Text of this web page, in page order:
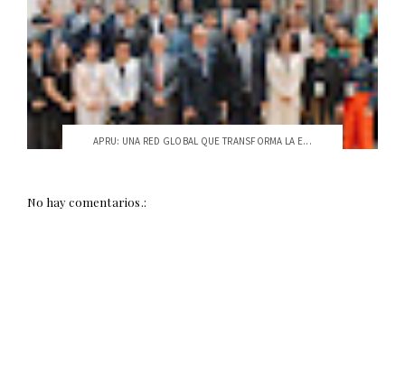
APRU: UNA RED GLOBAL QUE TRANSFORMA LA E...
No hay comentarios.: